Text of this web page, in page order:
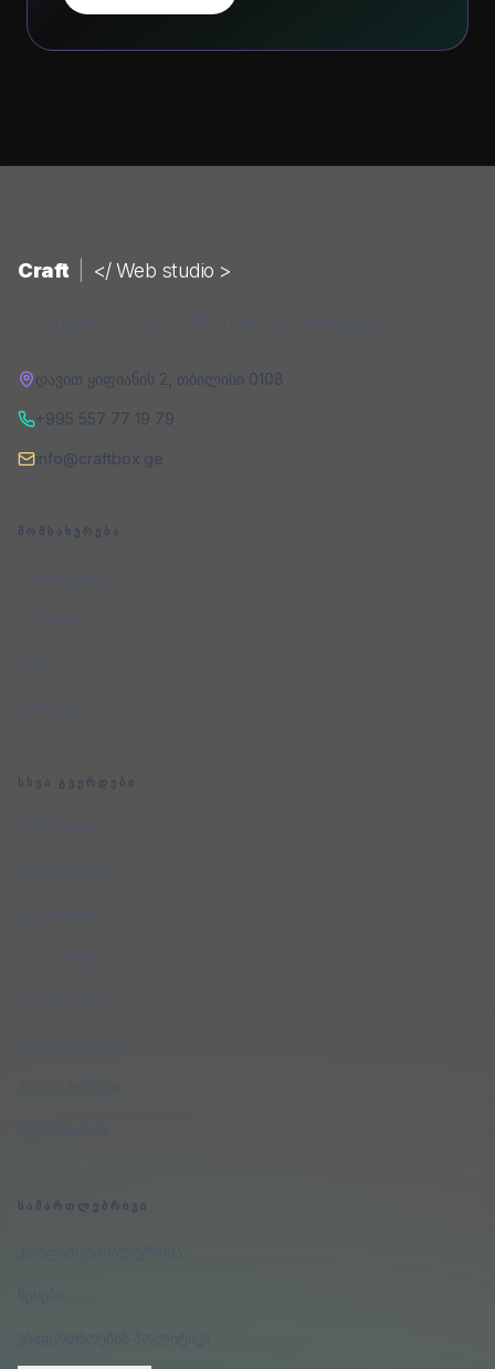
Craft </ Web studio >
დავით ყიფიანის 2 თბილისი 0108
+995 557 77 19 79
info@craftbox.ge
ᲛᲝᲛᲡᲐᲮᲣᲠᲔᲑᲐ
ᲡᲮᲕᲐ ᲒᲕᲔᲠᲓᲔᲑᲘ
ᲡᲐᲛᲐᲠᲗᲚᲔᲑᲠᲘᲕᲘ